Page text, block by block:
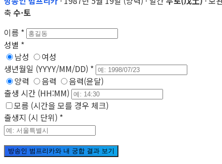
축 수·토
이름 *
성별 *
남성
여성
생년월일 (YYYY/MM/DD) *
양력
음력
음력(윤달)
출생 시간 (HH:MM)
모름 (시간을 모를 경우 체크)
출생지 (시 단위) *
방송인 범프리카와 내 궁합 결과 보기